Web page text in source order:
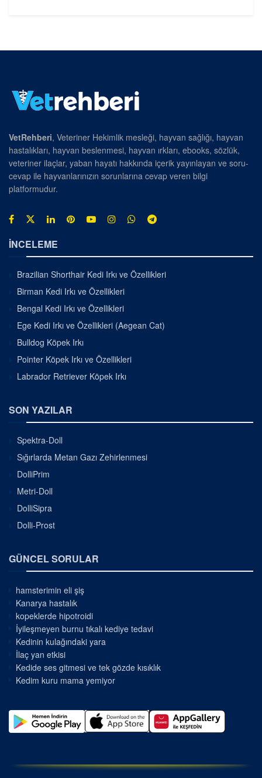
VetRehberi, Veteriner Hekimlik mesleği, hayvan sağlığı, hayvan
hastalıkları, hayvan beslenmesi, hayvan ırkları, ebooks, sözlük,
veteriner ilaçlar, yaban hayatı hakkında içerik yayınlayan ve soru-
cevap ile hayvanlarınızın sorunlarına cevap veren bilgi
platformudur.
İNCELEME
Brazilian Shorthair Kedi Irkı ve Özellikleri
Birman Kedi Irkı ve Özellikleri
Bengal Kedi Irkı ve Özellikleri
Ege Kedi Irkı ve Özellikleri (Aegean Cat)
Bulldog Köpek Irkı
Pointer Köpek Irkı ve Özellikleri
Labrador Retriever Köpek Irkı
SON YAZILAR
Spektra-Doll
Sığırlarda Metan Gazı Zehirlenmesi
DolliPrim
Metri-Doll
DolliSipra
Dolli-Prost
GÜNCEL SORULAR
hamsterimin eli şiş
Kanarya hastalık
kopeklerde hipotroidi
İyileşmeyen burnu tıkalı kediye tedavi
Kedinin kulağındaki yara
İlaç yan etkisi
Kedide ses gitmesi ve tek gözde kısıklık
Kedim kuru mama yemiyor